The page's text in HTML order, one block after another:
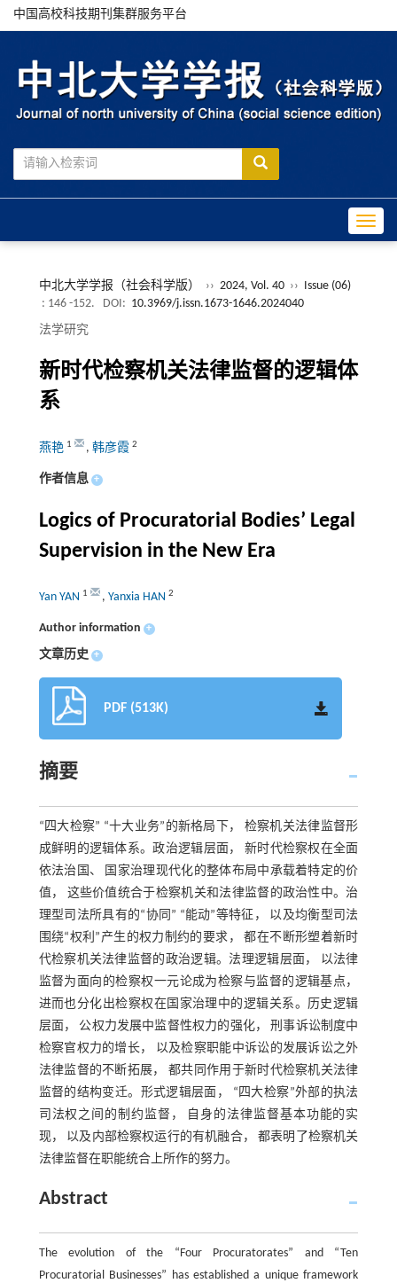
中国高校科技期刊集群服务平台
中北大学学报（社会科学版） ›› 2024, Vol. 40 ››
Issue (06)
: 146 -152.
DOI: 10.3969/j.issn.1673-1646.2024040
法学研究
新时代检察机关法律监督的逻辑体
系
燕艳 1 , 韩彦霞 2
作者信息 +
Logics of Procuratorial Bodies’ Legal
Supervision in the New Era
Yan YAN 1 , Yanxia HAN 2
Author information +
文章历史 +
PDF (513K)
摘要
“四大检察” “十大业务”的新格局下， 检察机关法律监督形
成鲜明的逻辑体系。政治逻辑层面， 新时代检察权在全面
依法治国、 国家治理现代化的整体布局中承载着特定的价
值， 这些价值统合于检察机关和法律监督的政治性中。治
理型司法所具有的“协同” “能动”等特征， 以及均衡型司法
围绕“权利”产生的权力制约的要求， 都在不断形塑着新时
代检察机关法律监督的政治逻辑。法理逻辑层面， 以法律
监督为面向的检察权一元论成为检察与监督的逻辑基点，
进而也分化出检察权在国家治理中的逻辑关系。历史逻辑
层面， 公权力发展中监督性权力的强化， 刑事诉讼制度中
检察官权力的增长， 以及检察职能中诉讼的发展诉讼之外
法律监督的不断拓展， 都共同作用于新时代检察机关法律
监督的结构变迁。形式逻辑层面， “四大检察”外部的执法
司法权之间的制约监督， 自身的法律监督基本功能的实
现， 以及内部检察权运行的有机融合， 都表明了检察机关
法律监督在职能统合上所作的努力。
Abstract
The evolution of the “Four Procuratorates” and “Ten
Procuratorial Businesses” has established a unique framework